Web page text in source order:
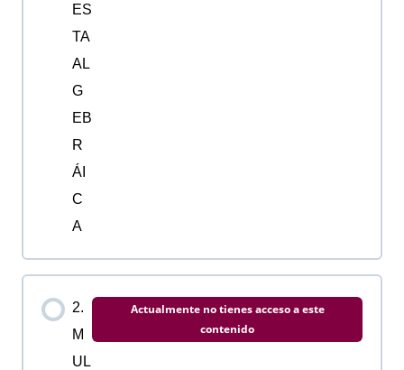
ES
TA
AL
G
EB
R
ÁI
C
A
2.
M
UL
Actualmente no tienes acceso a este
contenido